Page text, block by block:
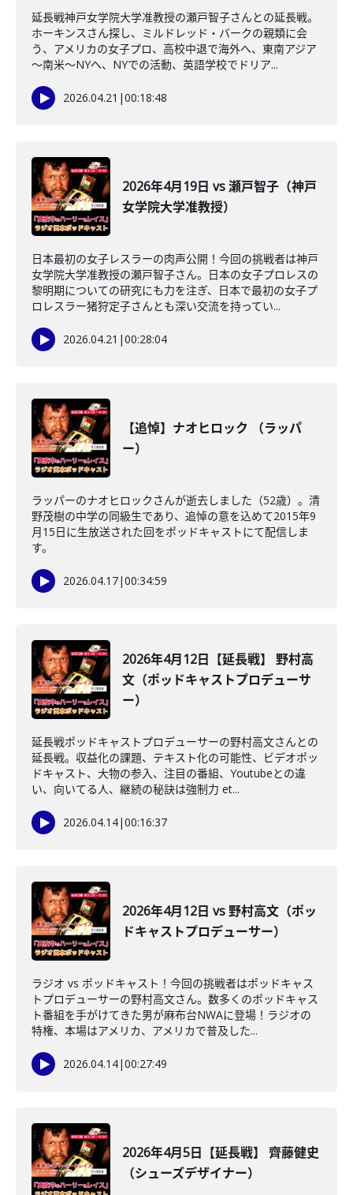
延長戦神戸女学院大学准教授の瀬戸智子さんとの延長戦。
ホーキンスさん探し、ミルドレッド・バークの親類に会
う、アメリカの女子プロ、高校中退で海外へ、東南アジア
～南米～NYへ、NYでの活動、英語学校でドリア...
2026.04.21 |00:18:48
2026年4月19日 vs 瀬戸智子（神戸
女学院大学准教授）
日本最初の女子レスラーの肉声公開！今回の挑戦者は神戸
女学院大学准教授の瀬戸智子さん。日本の女子プロレスの
黎明期についての研究にも力を注ぎ、日本で最初の女子プ
ロレスラー猪狩定子さんとも深い交流を持ってい...
2026.04.21 |00:28:04
【追悼】ナオヒロック （ラッパ
ー）
ラッパーのナオヒロックさんが逝去しました（52歳）。清
野茂樹の中学の同級生であり、追悼の意を込めて2015年9
月15日に生放送された回をポッドキャストにて配信しま
す。
2026.04.17|00:34:59
2026年4月12日【延長戦】 野村高
文（ポッドキャストプロデューサ
ー）
延長戦ポッドキャストプロデューサーの野村高文さんとの
延長戦。収益化の課題、テキスト化の可能性、ビデオポッ
ドキャスト、大物の参入、注目の番組、Youtubeとの違
い、向いてる人、継続の秘訣は強制力 et...
2026.04.14|00:16:37
2026年4月12日 vs 野村高文（ポッ
ドキャストプロデューサー）
ラジオ vs ポッドキャスト！今回の挑戦者はポッドキャス
トプロデューサーの野村高文さん。数多くのポッドキャス
ト番組を手がけてきた男が麻布台NWAに登場！ラジオの
特権、本場はアメリカ、アメリカで普及した...
2026.04.14|00:27:49
2026年4月5日【延長戦】 齊藤健史
（シューズデザイナー）